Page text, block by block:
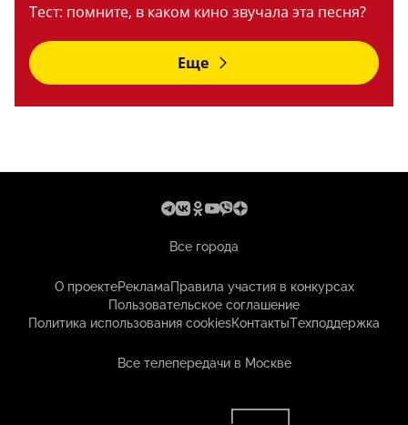
Тест: помните, в каком кино звучала эта песня?
Еще
Все города
О проектеРекламаПравила участия в конкурсах
Пользовательское соглашение
Политика использования cookiesКонтактыТехподдержка
Все телепередачи в Москве